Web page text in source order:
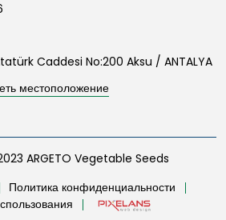
Caddesi No:200 Aksu / ANTALYA
местоположение
ARGETO Vegetable Seeds
Политика конфиденциальности